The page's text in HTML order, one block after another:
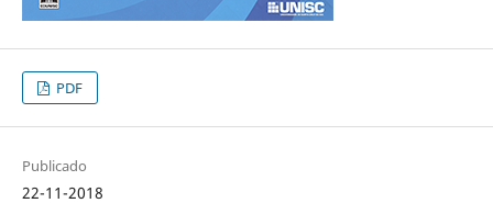
PDF
Publicado
22-11-2018